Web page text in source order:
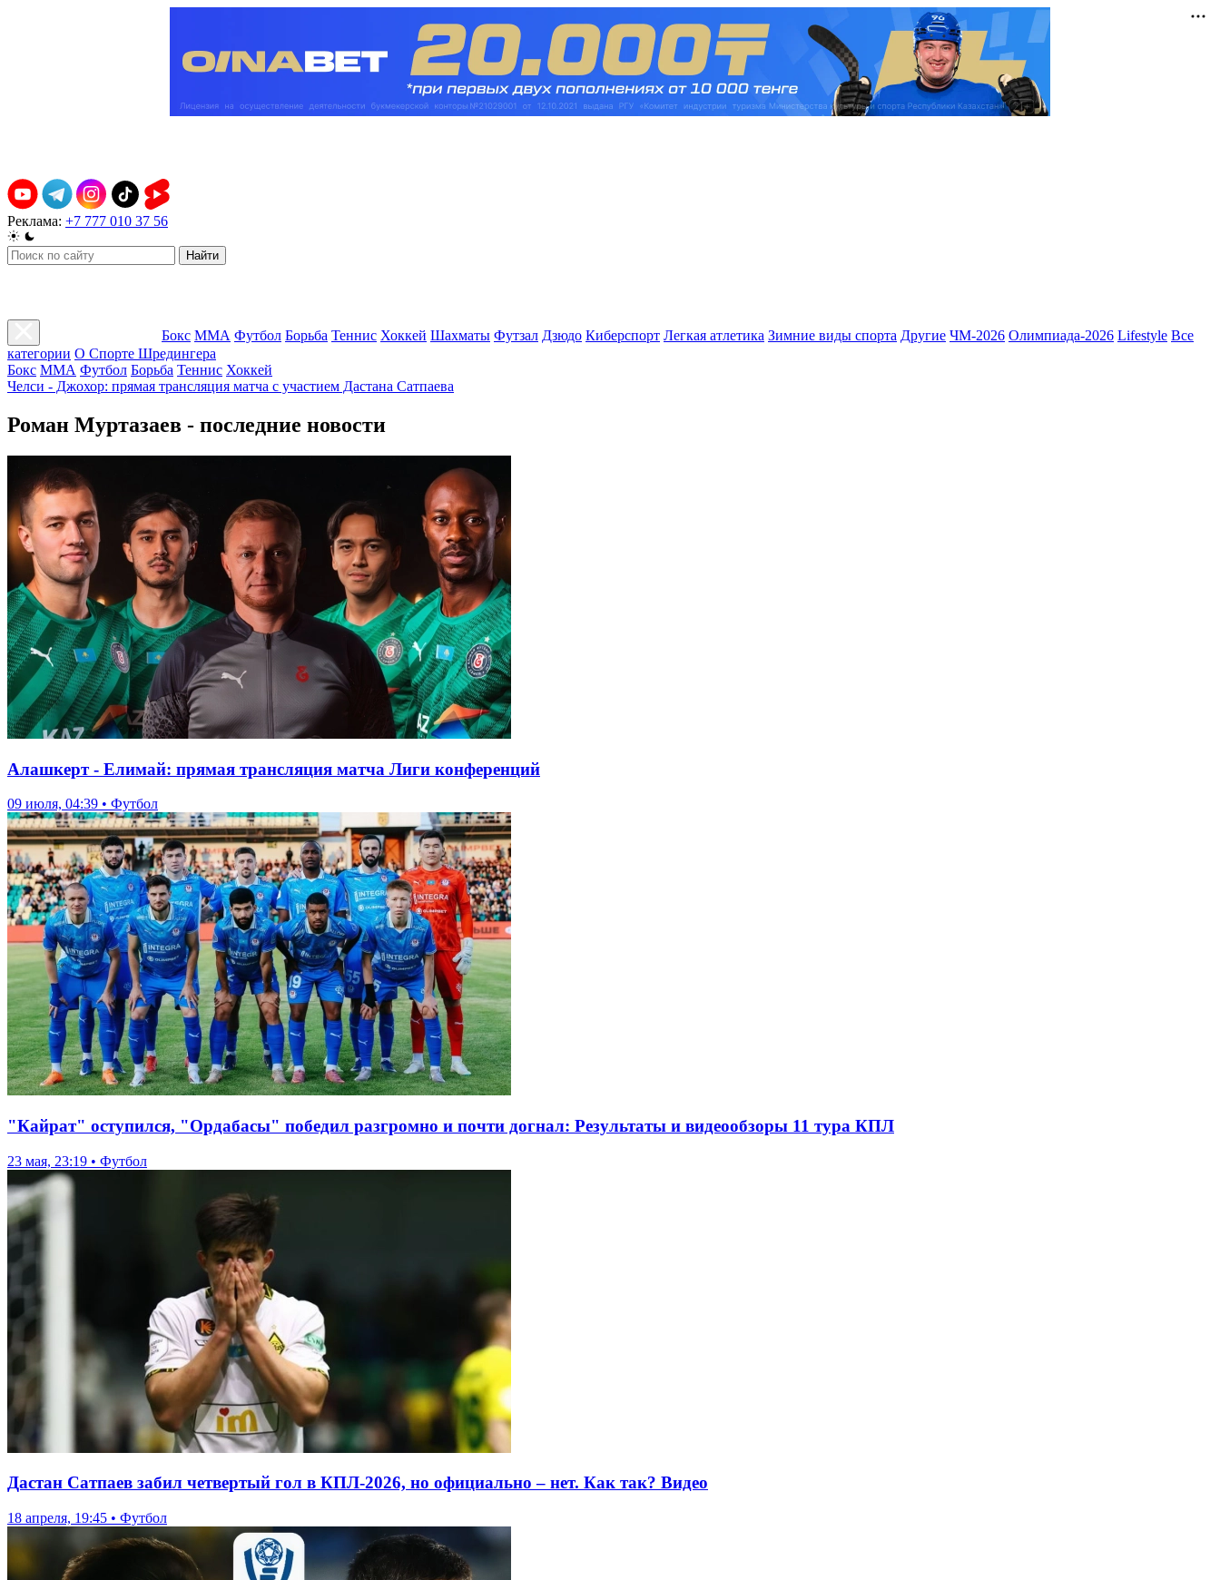
Реклама: +7 777 010 37 56
Найти
Бокс ММА Футбол Борьба Теннис Хоккей Шахматы Футзал Дзюдо Киберспорт Легкая атлетика Зимние виды спорта Другие ЧМ-2026 Олимпиада-2026 Lifestyle Все
категории О Спорте Шредингера
Бокс ММА Футбол Борьба Теннис Хоккей
Челси - Джохор: прямая трансляция матча с участием Дастана Сатпаева
Роман Муртазаев - последние новости
Алашкерт - Елимай: прямая трансляция матча Лиги конференций
09 июля, 04:39 • Футбол
"Кайрат" оступился, "Ордабасы" победил разгромно и почти догнал: Результаты и видеообзоры 11 тура КПЛ
23 мая, 23:19 • Футбол
Дастан Сатпаев забил четвертый гол в КПЛ-2026, но официально – нет. Как так? Видео
18 апреля, 19:45 • Футбол